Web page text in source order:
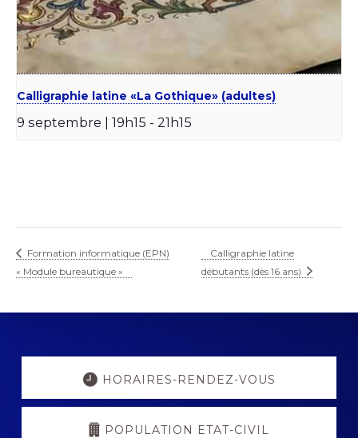
Calligraphie latine «La Gothique» (adultes)
9 septembre | 19h15 - 21h15
Formation informatique (EPN)
« Module bureautique »
Calligraphie latine
débutants (dès 16 ans)
Explore
HORAIRES-RENDEZ-VOUS
POPULATION ETAT-CIVIL